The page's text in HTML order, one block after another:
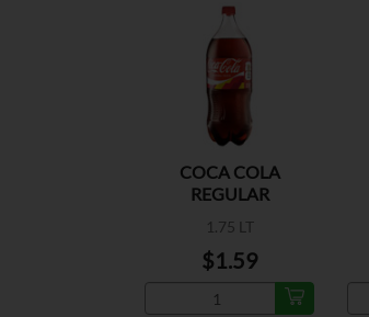
COCA COLA
REGULAR
1.75 LT
$1.59